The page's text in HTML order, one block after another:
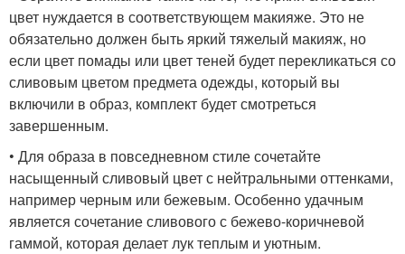
цвет нуждается в соответствующем макияже. Это не
обязательно должен быть яркий тяжелый макияж, но
если цвет помады или цвет теней будет перекликаться со
сливовым цветом предмета одежды, который вы
включили в образ, комплект будет смотреться
завершенным.
• Для образа в повседневном стиле сочетайте
насыщенный сливовый цвет с нейтральными оттенками,
например черным или бежевым. Особенно удачным
является сочетание сливового с бежево-коричневой
гаммой, которая делает лук теплым и уютным.